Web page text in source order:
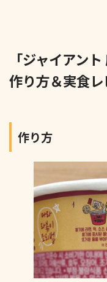
「ジャイアン
作り方＆実食
作り方